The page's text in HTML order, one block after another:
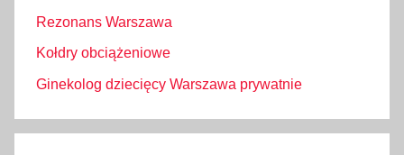
Rezonans Warszawa
Kołdry obciążeniowe
Ginekolog dziecięcy Warszawa prywatnie